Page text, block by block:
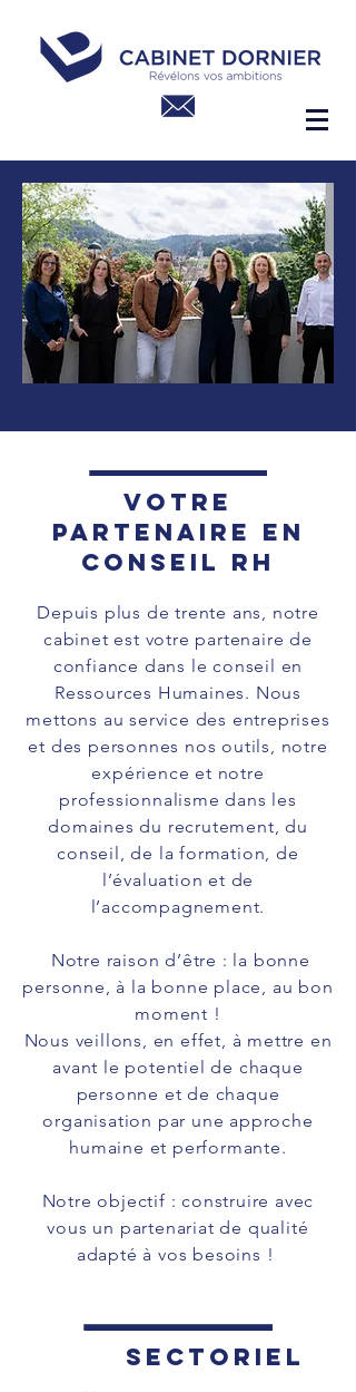
VOTRE
PARTENAIRE EN
CONSEIL RH
Depuis plus de trente ans, notre
cabinet est votre partenaire de
confiance dans le conseil en
Ressources Humaines. Nous
mettons au service des entreprises
et des personnes nos outils, notre
expérience et notre
professionnalisme dans les
domaines du recrutement, du
conseil, de la formation,de
l’évaluation et de
l’accompagnement.
Notre raison d’être : la bonne
personne, à la bonne place, au bon
moment !
Nous veillons, en effet, à mettre en
avant le potentiel de chaque
personne et de chaque
organisation par une approche
humaine et performante.
Notre objectif : construire avec
vous un partenariat de qualité
adapté à vos besoins !
Sectoriel